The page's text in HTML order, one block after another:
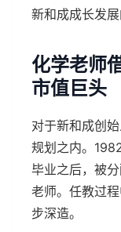
新和成成长发
化学老师
市值巨头
对于新和成创
规划之内。
毕业之后，被
老师。任教过
步深造。